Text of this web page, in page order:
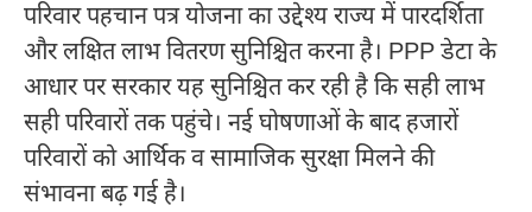
परिवार पहचान पत्र योजना का उद्देश्य राज्य में पारदर्शिता
और लक्षित लाभ वितरण सुनिश्चित करना है। PPP डेटा के
आधार पर सरकार यह सुनिश्चित कर रही है कि सही लाभ
सही परिवारों तक पहुंचे। नई घोषणाओं के बाद हजारों
परिवारों को आर्थिक व सामाजिक सुरक्षा मिलने की
संभावना बढ़ गई है।